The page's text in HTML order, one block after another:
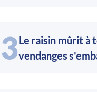
3Le raisin mûrit à
vendanges